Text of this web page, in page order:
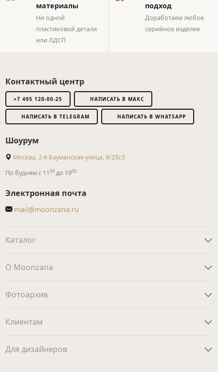
материалы
Ни одной
пластиковой детали
или ЛДСП
подход
Доработаем любое
серийное изделие
Контактный центр
+7 495 120-00-25 НАПИСАТЬ В МАКС
НАПИСАТЬ В TELEGRAM НАПИСАТЬ В WHATSAPP
Шоурум
Москва, 2-я Бауманская улица, 9/23с3
По будням с 1100до 1900
Электронная почта
mail@moonzana.ru
Каталог
О Moonzana
Фотоархив
Клиентам
Для дизайнеров